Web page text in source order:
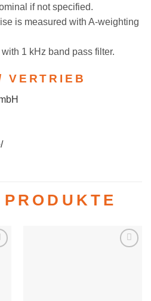
if not specified.
is measured with A-weighting
with 1 kHz band pass filter.
VERTRIEB